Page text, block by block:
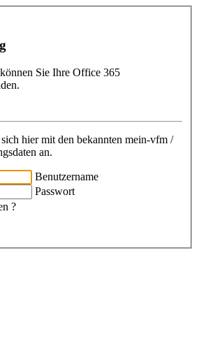
Sie Ihre Office 365
hier mit den bekannten mein-vfm /
an.
Benutzername
Passwort
?